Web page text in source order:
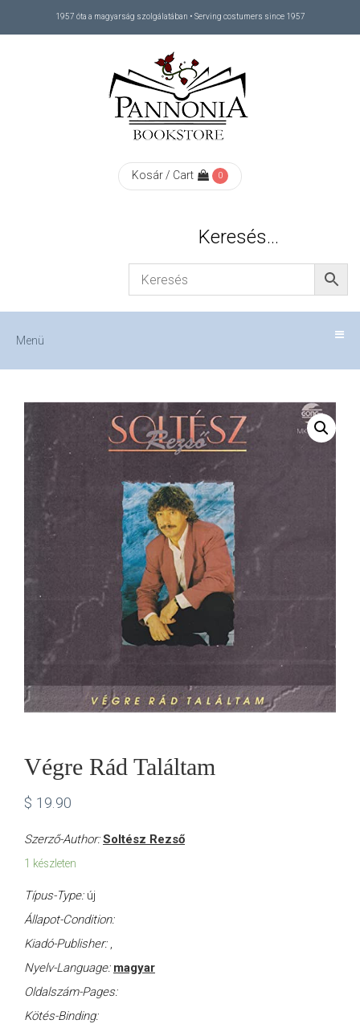
1957 óta a magyarság szolgálatában • Serving costumers since 1957
Kosár / Cart 0
Keresés…
Menü
KAPCSOLAT
Végre Rád Találtam
$ 19.90
Szerző-Author:Soltész Rezső
1 készleten
Típus-Type: új
Állapot-Condition:
Kiadó-Publisher: ,
Nyelv-Language: magyar
Oldalszám-Pages:
Kötés-Binding: